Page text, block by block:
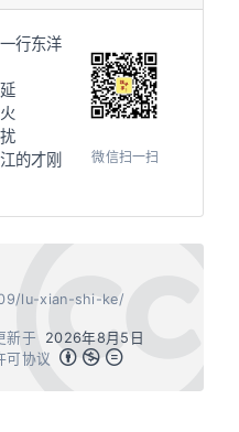
行东洋
的才刚
微信扫一扫
lu-xian-shi-ke/
新于
2026年8月5日
可协议